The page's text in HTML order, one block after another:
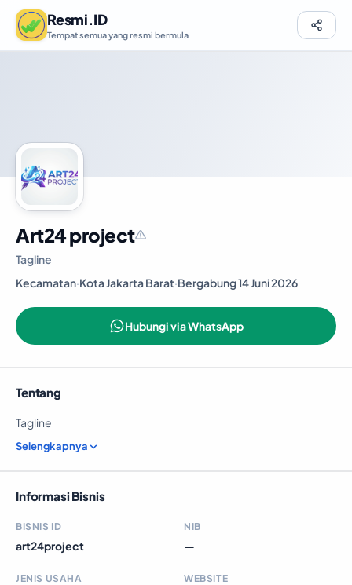
Resmi.ID
Tempat semua yang resmi bermula
Art24 project
Tagline
Kecamatan·Kota Jakarta Barat·Bergabung 14 Juni 2026
Hubungi via WhatsApp
Tentang
Tagline
Selengkapnya
Informasi Bisnis
BISNIS ID
art24project
NIB
—
JENIS USAHA WEBSITE